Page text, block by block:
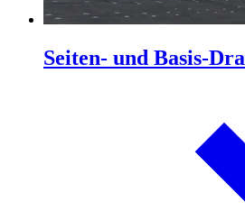
Seiten- und Basis-